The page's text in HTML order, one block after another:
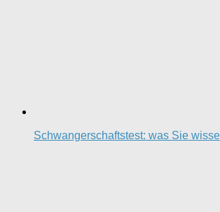
Schwangerschaftstest: was Sie